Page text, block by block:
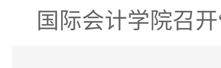
国际会计学院召